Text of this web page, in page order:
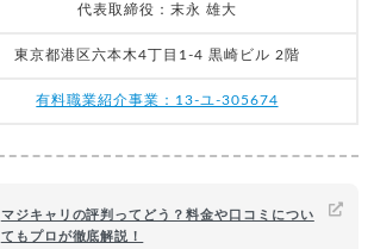
代表取締役：末永 雄大
東京都港区六本木4丁目1-4 黒崎ビル 2階
有料職業紹介事業：13-ユ-305674
マジキャリの評判ってどう？料金や口コミについ
てもプロが徹底解説！